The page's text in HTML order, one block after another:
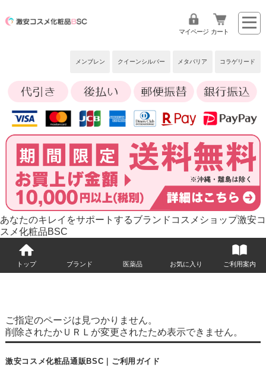
メンブレン クイーンシルバー メタバリア コラゲリード
マイページ カート
あなたのキレイをサポートするブランドコスメショップ激安コ
スメ化粧品BSC
トップ ブランド 医薬品 お気に入り ご利用案内
ご指定のページは見つかりません。
削除されたかＵＲＬが変更されたため表示できません。
激安コスメ化粧品通販BSC｜ご利用ガイド